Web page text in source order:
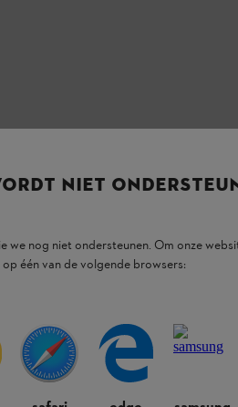
NIET
we nog niet ondersteunen. Om onze
één van de volgende browsers: